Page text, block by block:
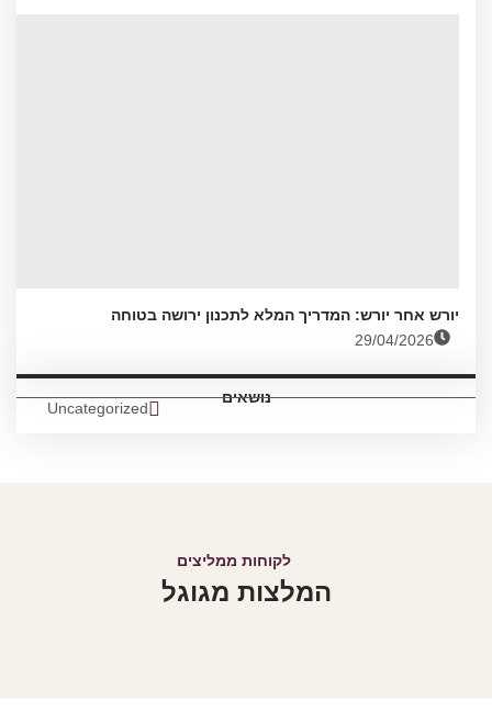
יורש אחר יורש: המדריך המלא לתכנון ירושה בטוחה
29/04/2026
נושאים
Uncategorized
לקוחות ממליצים
המלצות מגוגל